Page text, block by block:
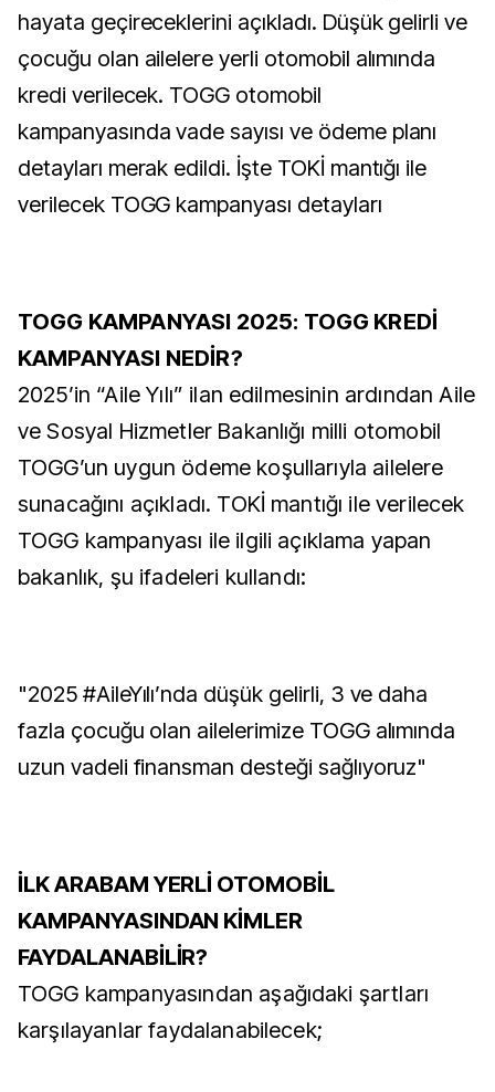
hayata geçireceklerini açıkladı. Düşük gelirli ve
çocuğu olan ailelere yerli otomobil alımında
kredi verilecek. TOGG otomobil
kampanyasında vade sayısı ve ödeme planı
detayları merak edildi. İşte TOKİ mantığı ile
verilecek TOGG kampanyası detayları
TOGG KAMPANYASI 2025: TOGG KREDİ
KAMPANYASI NEDİR?
2025’in “Aile Yılı” ilan edilmesinin ardından Aile
ve Sosyal Hizmetler Bakanlığı milli otomobil
TOGG’un uygun ödeme koşullarıyla ailelere
sunacağını açıkladı. TOKİ mantığı ile verilecek
TOGG kampanyası ile ilgili açıklama yapan
bakanlık, şu ifadeleri kullandı:
"2025 #AileYılı’nda düşük gelirli, 3 ve daha
fazla çocuğu olan ailelerimize TOGG alımında
uzun vadeli finansman desteği sağlıyoruz"
İLK ARABAM YERLİ OTOMOBİL
KAMPANYASINDAN KİMLER
FAYDALANABİLİR?
TOGG kampanyasından aşağıdaki şartları
karşılayanlar faydalanabilecek;